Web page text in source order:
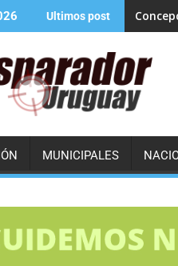
Ultimos post
MUNICIPALES